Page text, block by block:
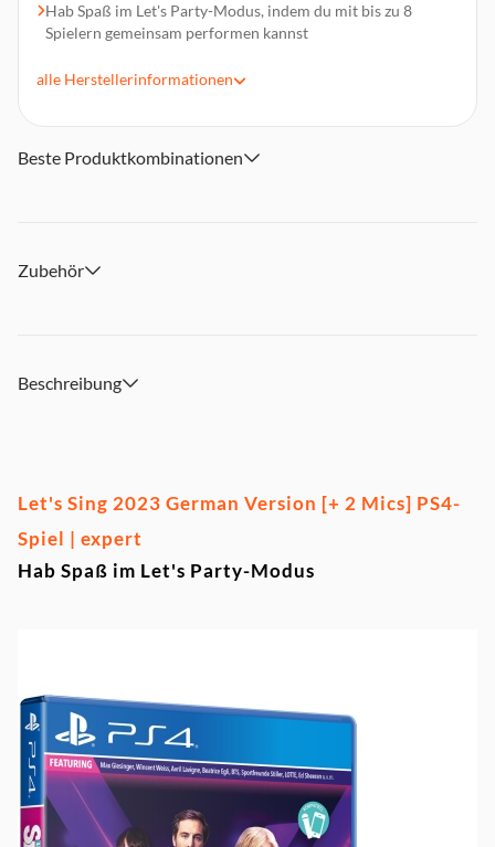
Hab Spaß im Let's Party-Modus, indem du mit bis zu 8
Spielern gemeinsam performen kannst
Klassiker aus der neuen Songauswahl mit 30 aufregenden
Stelle dein Können im Duell gegen andere Sänger in unserer
Online-Rangliste unter Beweis! Weitere Songs erwarten
alle Herstellerinformationen
Beste Produktkombinationen
Zubehör
Beschreibung
Let's Sing 2023 German Version [+ 2 Mics] PS4-
Spiel | expert
Hab Spaß im Let's Party-Modus